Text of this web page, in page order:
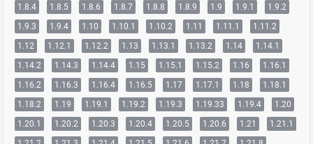
1.8.4
1.8.5 1.8.6 1.8.7 1.8.8 1.8.9 1.9 1.9.1
1.9.2
1.9.3
1.9.4 1.10 1.10.1 1.10.2 1.11 1.11.1
1.11.2
1.12
1.12.1 1.12.2 1.13 1.13.1 1.13.2 1.14
1.14.1
1.14.2
1.14.3 1.14.4 1.15 1.15.1 1.15.2 1.16
1.16.1
1.16.2
1.16.3 1.16.4 1.16.5 1.17 1.17.1 1.18
1.18.1
1.18.2
1.19 1.19.1 1.19.2 1.19.3 1.19.33 1.19.4
1.20
1.20.1
1.20.2 1.20.3 1.20.4 1.20.5 1.20.6 1.21
1.21.1